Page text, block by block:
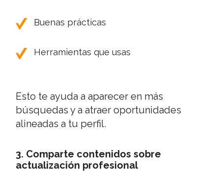
Buenas prácticas
Herramientas que usas
Esto te ayuda a aparecer en más
búsquedas y a atraer oportunidades
alineadas a tu perfil.
3. Comparte contenidos sobre
actualización profesional